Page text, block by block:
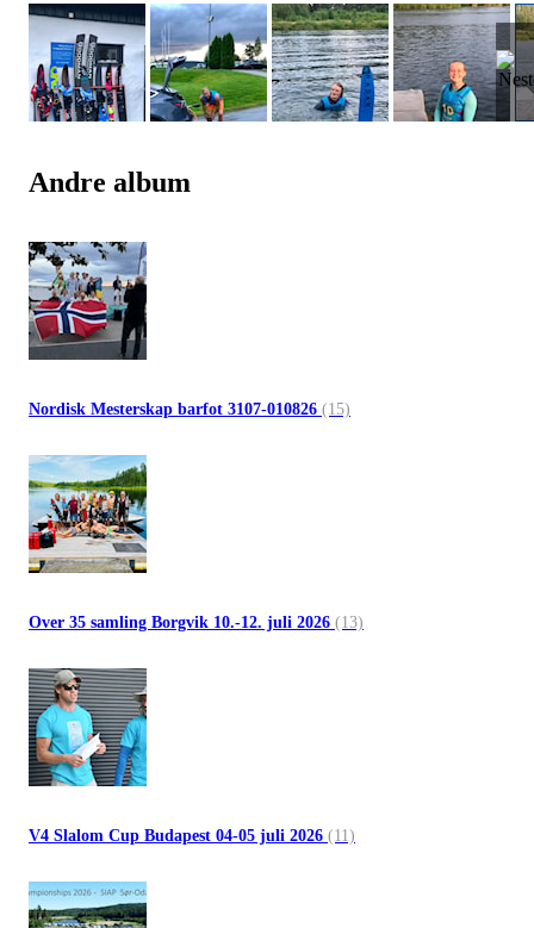
Andre album
Nordisk Mesterskap barfot 3107-010826 (15)
Over 35 samling Borgvik 10.-12. juli 2026 (13)
V4 Slalom Cup Budapest 04-05 juli 2026 (11)